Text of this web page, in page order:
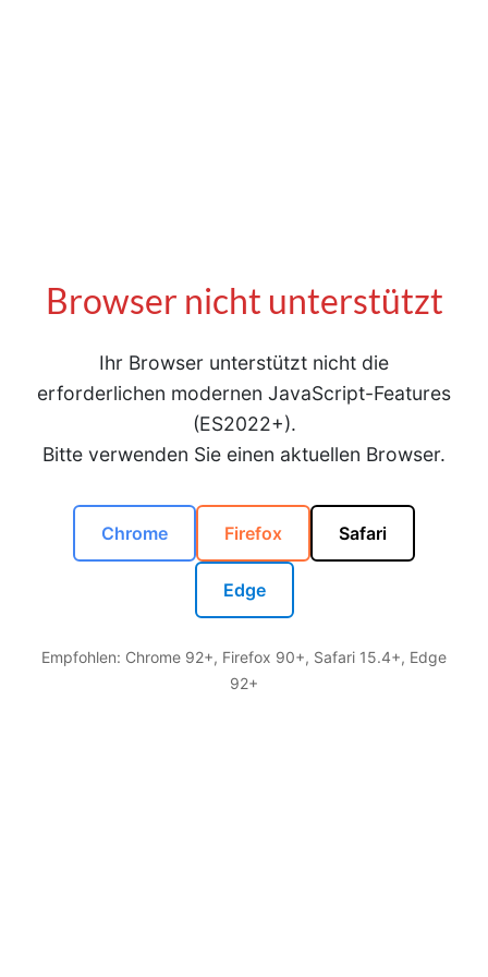
Browser nicht unterstützt
Ihr Browser unterstützt nicht die
erforderlichen modernen JavaScript-Features
(ES2022+).
Bitte verwenden Sie einen aktuellen Browser.
Chrome Firefox Safari
Edge
Empfohlen: Chrome 92+, Firefox 90+, Safari 15.4+, Edge
92+